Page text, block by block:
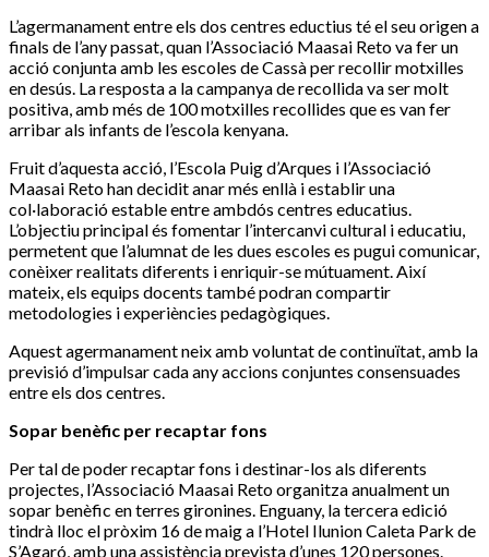
L’agermanament entre els dos centres eductius té el seu origen a
finals de l’any passat, quan l’Associació Maasai Reto va fer un
acció conjunta amb les escoles de Cassà per recollir motxilles
en desús. La resposta a la campanya de recollida va ser molt
positiva, amb més de 100 motxilles recollides que es van fer
arribar als infants de l’escola kenyana.
Fruit d’aquesta acció, l’Escola Puig d’Arques i l’Associació
Maasai Reto han decidit anar més enllà i establir una
col·laboració estable entre ambdós centres educatius.
L’objectiu principal és fomentar l’intercanvi cultural i educatiu,
permetent que l’alumnat de les dues escoles es pugui comunicar,
conèixer realitats diferents i enriquir-se mútuament. Així
mateix, els equips docents també podran compartir
metodologies i experiències pedagògiques.
Aquest agermanament neix amb voluntat de continuïtat, amb la
previsió d’impulsar cada any accions conjuntes consensuades
entre els dos centres.
Sopar benèfic per recaptar fons
Per tal de poder recaptar fons i destinar-los als diferents
projectes, l’Associació Maasai Reto organitza anualment un
sopar benèfic en terres gironines. Enguany, la tercera edició
tindrà lloc el pròxim 16 de maig a l’Hotel Ilunion Caleta Park de
S’Agaró, amb una assistència prevista d’unes 120 persones.